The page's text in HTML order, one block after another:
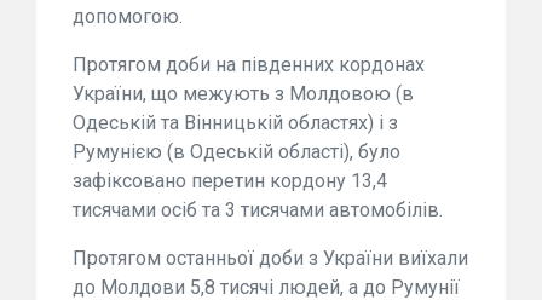
допомогою.
Протягом доби на південних кордонах
України, що межують з Молдовою (в
Одеській та Вінницькій областях) і з
Румунією (в Одеській області), було
зафіксовано перетин кордону 13,4
тисячами осіб та 3 тисячами автомобілів.
Протягом останньої доби з України виїхали
до Молдови 5,8 тисячі людей, а до Румунії